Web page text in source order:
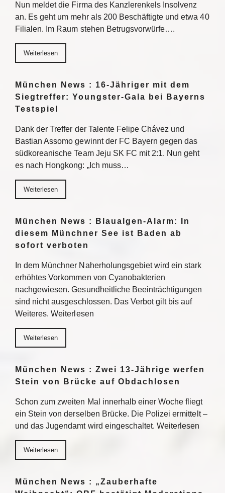
Nun meldet die Firma des Kanzlerenkels Insolvenz
an. Es geht um mehr als 200 Beschäftigte und etwa 40
Filialen. Im Raum stehen Betrugsvorwürfe….
Weiterlesen
München News : 16-Jähriger mit dem
Siegtreffer: Youngster-Gala bei Bayerns
Testspiel
Dank der Treffer der Talente Felipe Chávez und
Bastian Assomo gewinnt der FC Bayern gegen das
südkoreanische Team Jeju SK FC mit 2:1. Nun geht
es nach Hongkong: „Ich muss…
Weiterlesen
München News : Blaualgen-Alarm: In
diesem Münchner See ist Baden ab
sofort verboten
In dem Münchner Naherholungsgebiet wird ein stark
erhöhtes Vorkommen von Cyanobakterien
nachgewiesen. Gesundheitliche Beeinträchtigungen
sind nicht ausgeschlossen. Das Verbot gilt bis auf
Weiteres. Weiterlesen
Weiterlesen
München News : Zwei 13-Jährige werfen
Stein von Brücke auf Obdachlosen
Schon zum zweiten Mal innerhalb einer Woche fliegt
ein Stein von derselben Brücke. Die Polizei ermittelt –
und das Jugendamt wird eingeschaltet. Weiterlesen
Weiterlesen
München News : „Zauberhafte